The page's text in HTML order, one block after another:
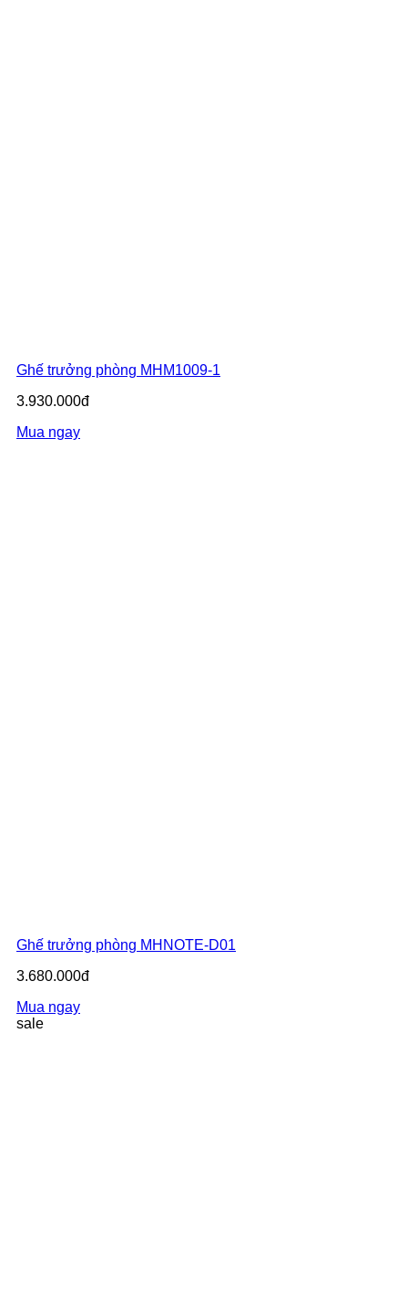
Ghế trưởng phòng MHM1009-1
3.930.000đ
Mua ngay
Ghế trưởng phòng MHNOTE-D01
3.680.000đ
Mua ngay
sale